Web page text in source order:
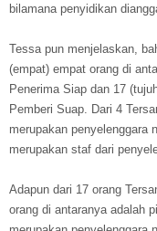
bilamana penyidikan
Tessa pun menjelaskan,
(empat) empat orang di
Penerima Siap dan 17
Pemberi Suap. Dari 4
merupakan penyelenggara
merupakan staf dari
Adapun dari 17 orang
orang di antaranya adalah